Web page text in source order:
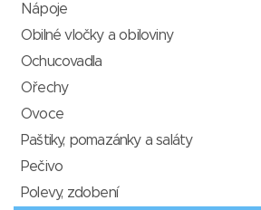
Nápoje
Obilné vločky a obiloviny
Ochucovadla
Ořechy
Ovoce
Paštiky, pomazánky a saláty
Pečivo
Polevy, zdobení